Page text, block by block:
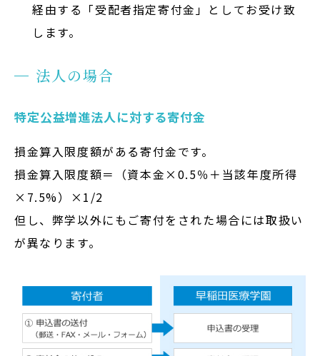
経由する「受配者指定寄付金」としてお受け致
します。
法人の場合
特定公益増進法人に対する寄付金
損金算入限度額がある寄付金です。
損金算入限度額＝（資本金×0.5％＋当該年度所得
×7.5%）×1/2
但し、弊学以外にもご寄付をされた場合には取扱い
が異なります。